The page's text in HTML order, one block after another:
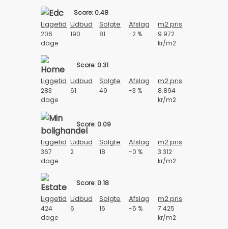
Score: 0.48
Liggetid Udbud Solgte Afslag m2 pris
206
dage
190 81 -2 %
9.972
kr/m2
Score: 0.31
Liggetid Udbud Solgte Afslag m2 pris
283
dage
61 49 -3 %
8.894
kr/m2
Score: 0.09
Liggetid Udbud Solgte Afslag m2 pris
367
dage
2 18 -0 %
3.312
kr/m2
Score: 0.18
Liggetid Udbud Solgte Afslag m2 pris
424
dage
6 16 -5 %
7.425
kr/m2